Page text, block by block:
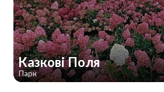
Казкові Поля
Парк